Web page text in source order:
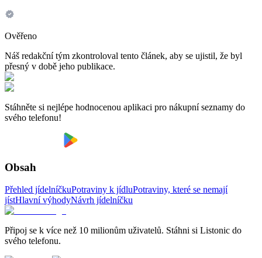
Ověřeno
Náš redakční tým zkontroloval tento článek, aby se ujistil, že byl
přesný v době jeho publikace.
Stáhněte si nejlépe hodnocenou aplikaci pro nákupní seznamy do
svého telefonu!
Obsah
Přehled jídelníčkuPotraviny k jídluPotraviny, které se nemají
jístHlavní výhodyNávrh jídelníčku
Připoj se k více než 10 milionům uživatelů. Stáhni si Listonic do
svého telefonu.